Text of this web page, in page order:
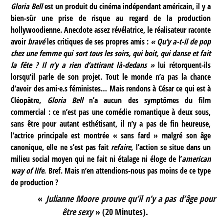
Gloria Bellest un produit du cinéma indépendant américain, il y a
bien-sûr une prise de risque au regard de la production
hollywoodienne. Anecdote assez révélatrice, le réalisateur raconte
avoirbravéles critiques de ses propres amis : « Qu’y a-t-il de pop
chez une femme qui sort tous les soirs, qui boit, qui danse et fait
la fête ? Il n’y a rien d’attirant là-dedans »lui rétorquent-ils
lorsqu’il parle de son projet. Tout le monde n’a pas la chance
d’avoir des ami·e.s féministes… Mais rendons à César ce qui est à
Cléopâtre, Gloria Belln’a aucun des symptômes du film
commercial : ce n’est pas une comédie romantique à deux sous,
sans être pour autant esthétisant, il n’y a pas de fin heureuse,
l’actrice principale est montrée « sans fard » malgré son âge
canonique, elle ne s’est pas fait refaire, l’action se situe dans un
milieu social moyen qui ne fait ni étalage ni éloge de l’american
way of life. Bref. Mais n’en attendions-nous pas moins de ce type
de production ?
« Julianne Moore prouve qu’il n’y a pas d’âge pour
être sexy» (20 Minutes).